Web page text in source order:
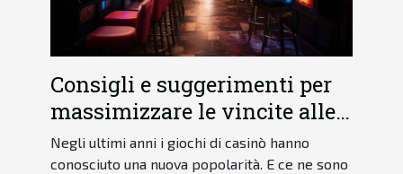
Consigli e suggerimenti per
massimizzare le vincite alle
slot machine
Negli ultimi anni i giochi di casinò hanno
conosciuto una nuova popolarità. E ce ne sono